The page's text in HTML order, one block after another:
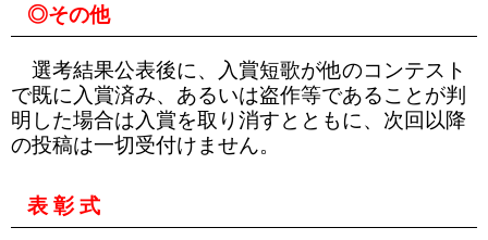
◎その他
選考結果公表後に、入賞短歌が他のコンテスト
で既に入賞済み、あるいは盗作等であることが判
明した場合は入賞を取り消すとともに、次回以降
の投稿は一切受付けません。
表 彰 式